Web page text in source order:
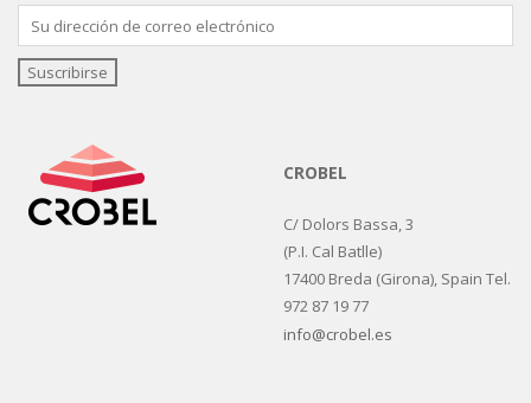
CROBEL
C/ Dolors Bassa, 3
(P.I. Cal Batlle)
17400 Breda (Girona), Spain Tel.
972 87 19 77
info@crobel.es